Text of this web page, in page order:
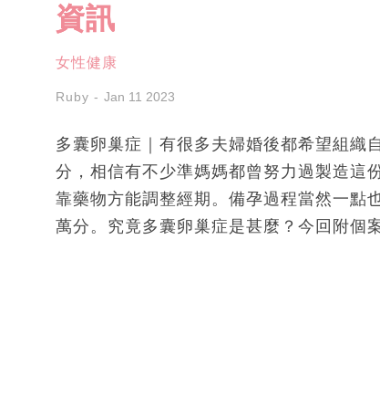
資訊
女性健康
Ruby Jan 11 2023
多囊卵巢症｜有很多夫婦婚後都希望組織
分，相信有不少準媽媽都曾努力過製造這
靠藥物方能調整經期。備孕過程當然一點
萬分。究竟多囊卵巢症是甚麼？今回附個